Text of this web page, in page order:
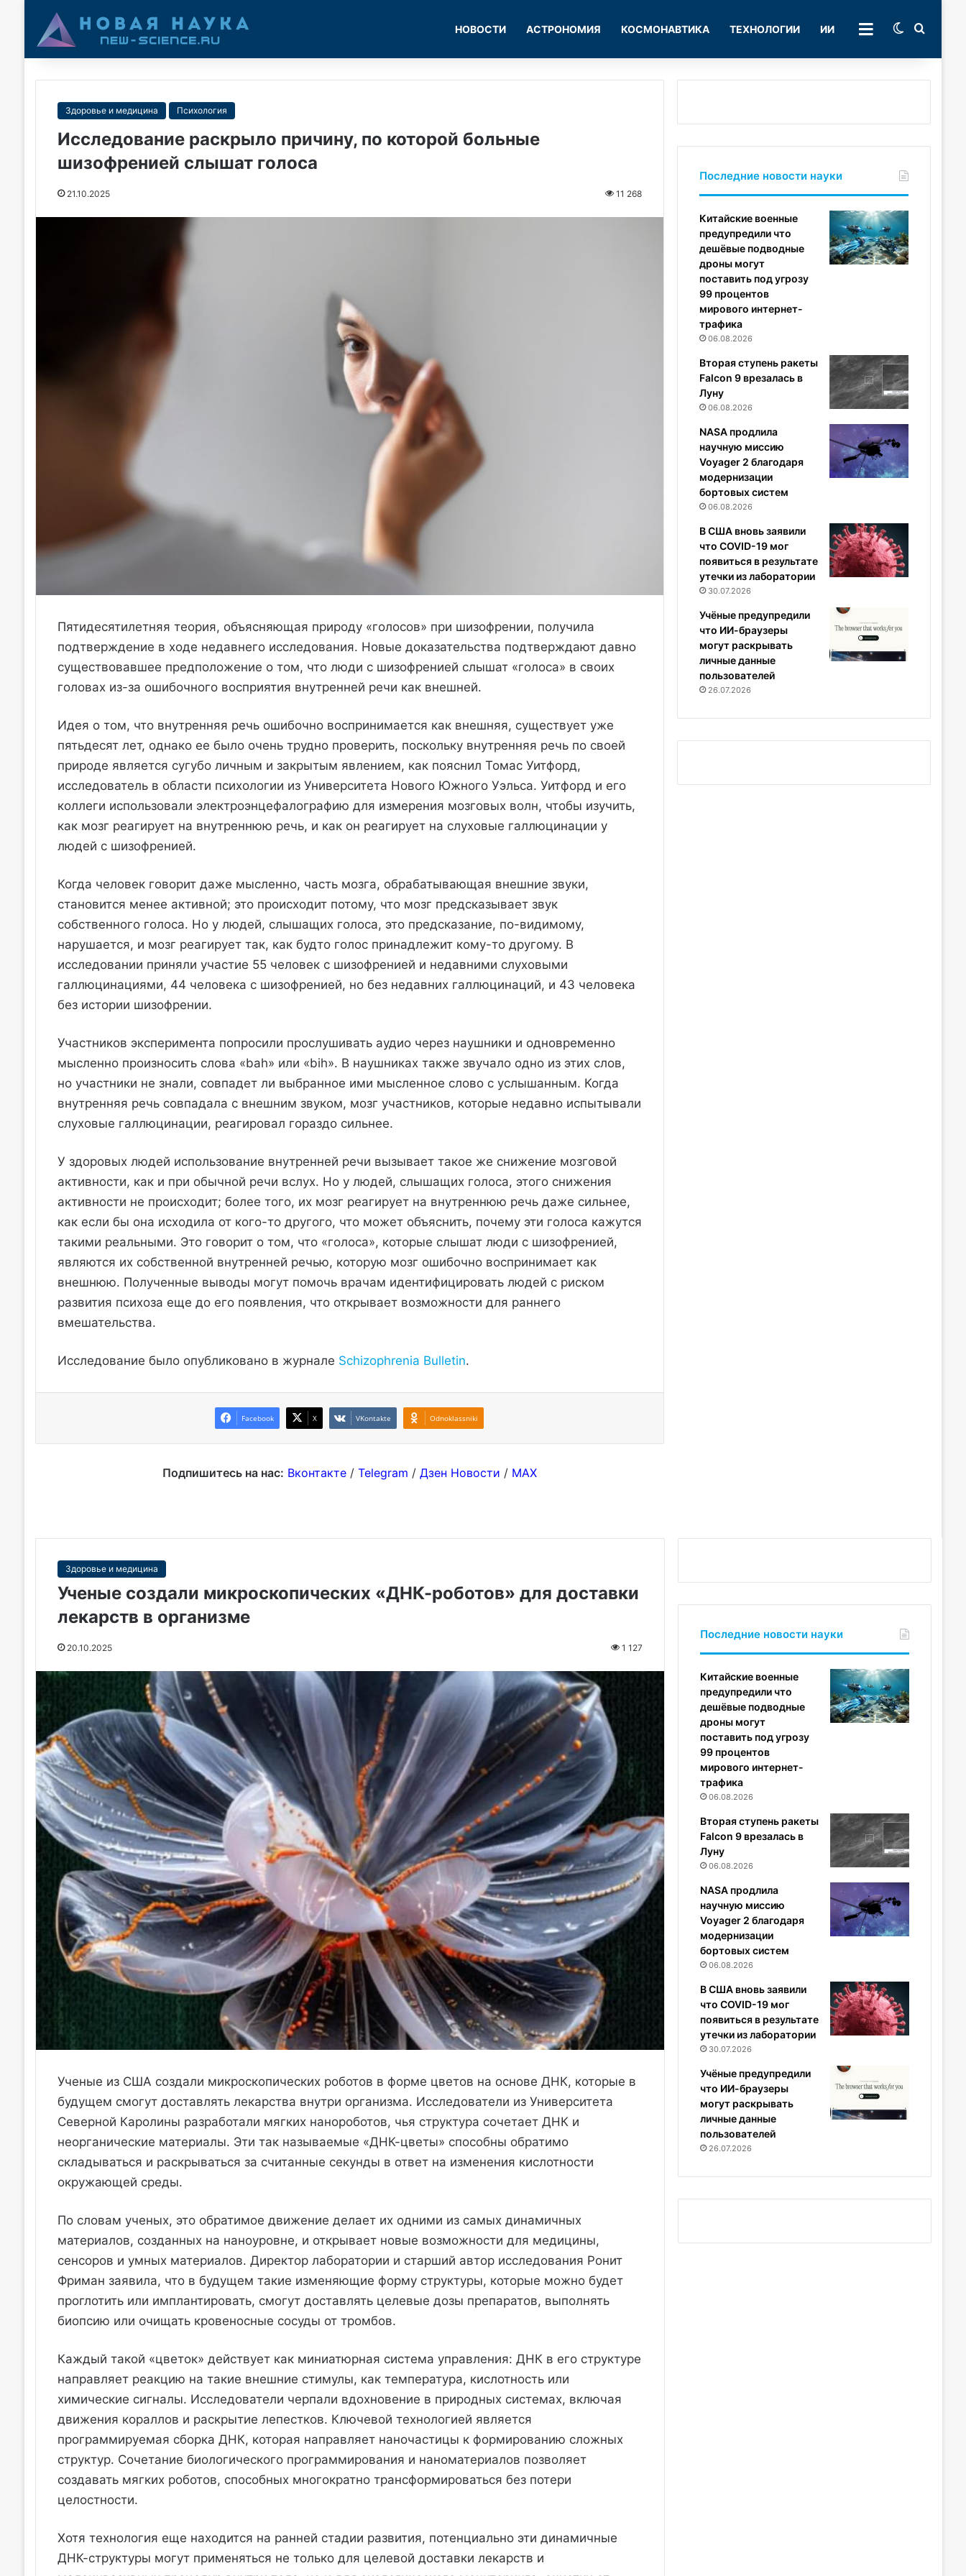
НОВОСТИ АСТРОНОМИЯ КОСМОНАВТИКА ТЕХНОЛОГИИ ИИ РУБРИКИSwitch skin
Здоровье и медицина Психология
Исследование раскрыло причину, по которой больные
шизофренией слышат голоса
21.10.2025 11 268
Пятидесятилетняя теория, объясняющая природу «голосов» при шизофрении, получила
подтверждение в ходе недавнего исследования. Новые доказательства подтверждают давно
существовавшее предположение о том, что люди с шизофренией слышат «голоса» в своих
головах из-за ошибочного восприятия внутренней речи как внешней.
Идея о том, что внутренняя речь ошибочно воспринимается как внешняя, существует уже
пятьдесят лет, однако ее было очень трудно проверить, поскольку внутренняя речь по своей
природе является сугубо личным и закрытым явлением, как пояснил Томас Уитфорд,
исследователь в области психологии из Университета Нового Южного Уэльса. Уитфорд и его
коллеги использовали электроэнцефалографию для измерения мозговых волн, чтобы изучить,
как мозг реагирует на внутреннюю речь, и как он реагирует на слуховые галлюцинации у
людей с шизофренией.
Когда человек говорит даже мысленно, часть мозга, обрабатывающая внешние звуки,
становится менее активной; это происходит потому, что мозг предсказывает звук
собственного голоса. Но у людей, слышащих голоса, это предсказание, по-видимому,
нарушается, и мозг реагирует так, как будто голос принадлежит кому-то другому. В
исследовании приняли участие 55 человек с шизофренией и недавними слуховыми
галлюцинациями, 44 человека с шизофренией, но без недавних галлюцинаций, и 43 человека
без истории шизофрении.
Участников эксперимента попросили прослушивать аудио через наушники и одновременно
мысленно произносить слова «bah» или «bih». В наушниках также звучало одно из этих слов,
но участники не знали, совпадет ли выбранное ими мысленное слово с услышанным. Когда
внутренняя речь совпадала с внешним звуком, мозг участников, которые недавно испытывали
слуховые галлюцинации, реагировал гораздо сильнее.
У здоровых людей использование внутренней речи вызывает такое же снижение мозговой
активности, как и при обычной речи вслух. Но у людей, слышащих голоса, этого снижения
активности не происходит; более того, их мозг реагирует на внутреннюю речь даже сильнее,
как если бы она исходила от кого-то другого, что может объяснить, почему эти голоса кажутся
такими реальными. Это говорит о том, что «голоса», которые слышат люди с шизофренией,
являются их собственной внутренней речью, которую мозг ошибочно воспринимает как
внешнюю. Полученные выводы могут помочь врачам идентифицировать людей с риском
развития психоза еще до его появления, что открывает возможности для раннего
вмешательства.
Исследование было опубликовано в журнале Schizophrenia Bulletin.
Facebook X VKontakte Odnoklassniki
Подпишитесь на нас: Вконтакте/ Telegram / Дзен Новости / MAX
Последние новости науки
Китайские военные
предупредили что
дешёвые подводные
дроны могут
поставить под угрозу
99 процентов
мирового интернет-
трафика
06.08.2026
Вторая ступень ракеты
Falcon 9 врезалась в
Луну
06.08.2026
NASA продлила
научную миссию
Voyager 2 благодаря
модернизации
бортовых систем
06.08.2026
В США вновь заявили
что COVID-19 мог
появиться в результате
утечки из лаборатории
30.07.2026
Учёные предупредили
что ИИ-браузеры
могут раскрывать
личные данные
пользователей
26.07.2026